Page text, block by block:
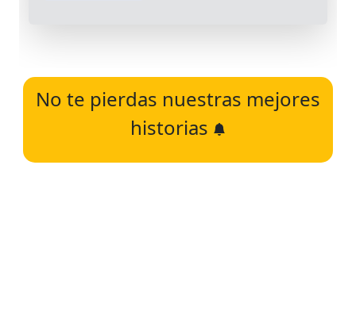
No te pierdas nuestras mejores
historias